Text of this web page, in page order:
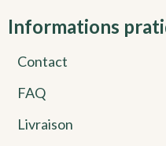
Informations
Contact
FAQ
Livraison